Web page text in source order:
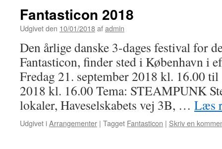
Fantasticon 2018
Udgivet den 10/01/2018afadmin
Den årlige danske 3-dages festival for
Fantasticon, finder sted i København i
Fredag 21. september 2018 kl. 16.00 til
2018 kl. 16.00 Tema: STEAMPUNK
lokaler, Haveselskabets vej 3B, … Læs
Udgivet iArrangementer | Tagget Fantasticon | Skriv en